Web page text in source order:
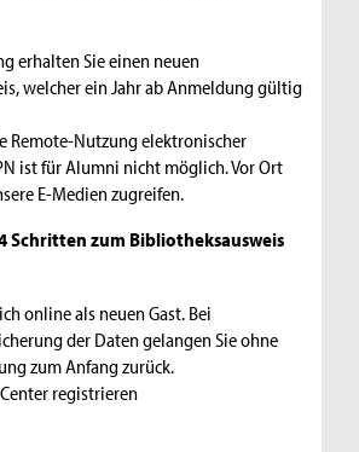
erhalten Sie einen neuen
welcher ein Jahr ab Anmeldung gültig
Remote-Nutzung elektronischer
ist für Alumni nicht möglich. Vor Ort
E-Medien zugreifen.
Schritten zum Bibliotheksausweis
online als neuen Gast. Bei
der Daten gelangen Sie ohne
zum Anfang zurück.
registrieren